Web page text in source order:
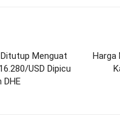
Menguat
USD Dipicu
DHE
Harga